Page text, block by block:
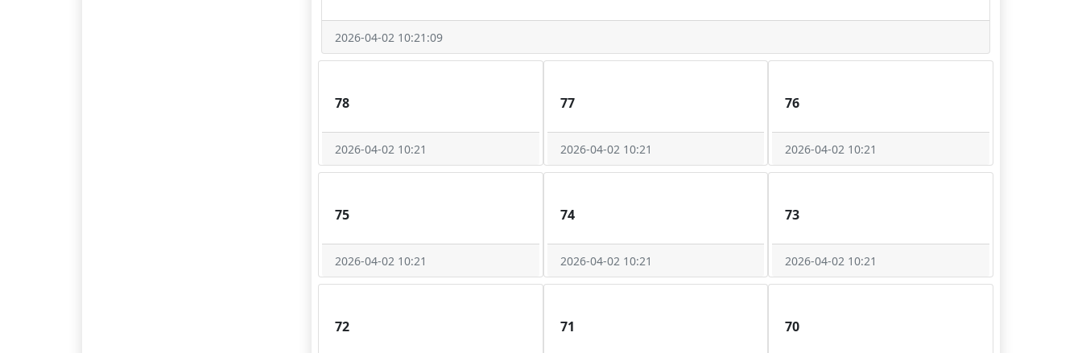
2026-04-02 10:21:09
78
2026-04-02 10:21
77
2026-04-02 10:21
76
2026-04-02 10:21
75
2026-04-02 10:21
74
2026-04-02 10:21
73
2026-04-02 10:21
72 71 70